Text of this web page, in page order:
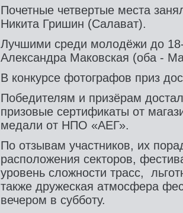
Почетные четвертые места
Никита Гришин (Салават).
Лучшими среди молодёжи до
Александра Маковская (оба -
В конкурсе фотографов приз
Победителям и призёрам
призовые сертификаты от
медали от НПО «АЕГ».
По отзывам участников, их
расположения секторов,
уровень сложности трасс,
также дружеская атмосфера
вечером в субботу.